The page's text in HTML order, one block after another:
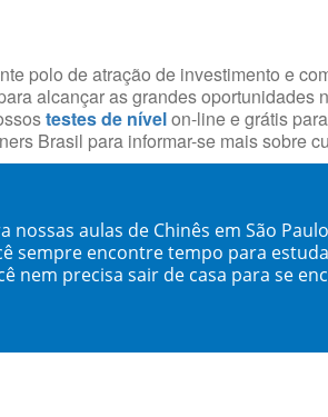
polo de atração de investimento e
alcançar as grandes
testes de nívelon-line e grátis
Brasil para informar-se mais sobre
nossas aulas de Chinês em São
sempre encontre tempo para
nem precisa sair de casa para se